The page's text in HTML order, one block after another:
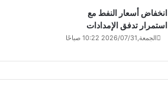
انخفاض أسعار النفط مع
استمرار تدفق الإمدادات
الجمعة,2026/07/31 10:22 صباحًا